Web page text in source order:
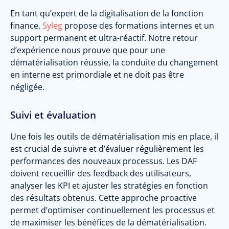
En tant qu’expert de la digitalisation de la fonction
finance, Syleg propose des formations internes et un
support permanent et ultra-réactif. Notre retour
d’expérience nous prouve que pour une
dématérialisation réussie, la conduite du changement
en interne est primordiale et ne doit pas être
négligée.
Suivi et évaluation
Une fois les outils de dématérialisation mis en place, il
est crucial de suivre et d’évaluer régulièrement les
performances des nouveaux processus. Les DAF
doivent recueillir des feedback des utilisateurs,
analyser les KPI et ajuster les stratégies en fonction
des résultats obtenus. Cette approche proactive
permet d’optimiser continuellement les processus et
de maximiser les bénéfices de la dématérialisation.